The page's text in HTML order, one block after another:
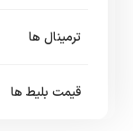
ترمینال ها
قیمت بلیط ها